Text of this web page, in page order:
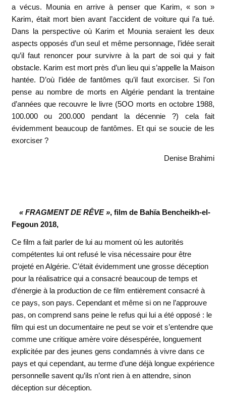
a vécus. Mounia en arrive à penser que Karim, « son »
Karim, était mort bien avant l’accident de voiture qui l’a tué.
Dans la perspective où Karim et Mounia seraient les deux
aspects opposés d’un seul et même personnage, l’idée serait
qu’il faut renoncer pour survivre à la part de soi qui y fait
obstacle. Karim est mort près d’un lieu qui s’appelle la Maison
hantée. D’où l’idée de fantômes qu’il faut exorciser. Si l’on
pense au nombre de morts en Algérie pendant la trentaine
d’années que recouvre le livre (5OO morts en octobre 1988,
100.000 ou 200.000 pendant la décennie ?) cela fait
évidemment beaucoup de fantômes. Et qui se soucie de les
exorciser ?
Denise Brahimi
« FRAGMENT DE RÊVE », film de Bahïa Bencheikh-el-
Fegoun 2018,
Ce film a fait parler de lui au moment où les autorités
compétentes lui ont refusé le visa nécessaire pour être
projeté en Algérie. C’était évidemment une grosse déception
pour la réalisatrice qui a consacré beaucoup de temps et
d’énergie à la production de ce film entièrement consacré à
ce pays, son pays. Cependant et même si on ne l’approuve
pas, on comprend sans peine le refus qui lui a été opposé : le
film qui est un documentaire ne peut se voir et s’entendre que
comme une critique amère voire désespérée, longuement
explicitée par des jeunes gens condamnés à vivre dans ce
pays et qui cependant, au terme d’une déjà longue expérience
personnelle savent qu’ils n’ont rien à en attendre, sinon
déception sur déception.